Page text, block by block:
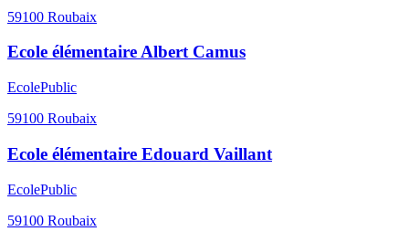
59100 Roubaix
Ecole élémentaire Albert Camus
EcolePublic
59100 Roubaix
Ecole élémentaire Edouard Vaillant
EcolePublic
59100 Roubaix